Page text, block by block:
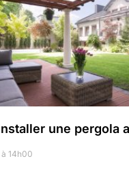
une pergola
14h00